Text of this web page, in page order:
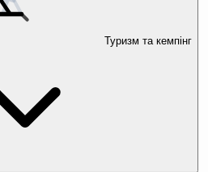
Туризм та кемпінг